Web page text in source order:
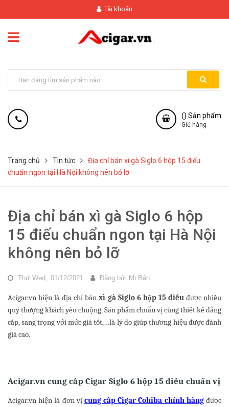
Tài khoản
() Sản phẩm
Giỏ hàng
Trang chủ Tin tức
Địa chỉ bán xì gà Siglo 6 hộp 15 điếu
chuẩn ngon tại Hà Nội không nên bỏ lỡ
Địa chỉ bán xì gà Siglo 6 hộp
15 điếu chuẩn ngon tại Hà Nội
không nên bỏ lỡ
Thứ Wed, 01/12/2021 Đăng bởi Mr.Bản
Acigar.vn hiện là địa chỉ bánxì gà Siglo 6 hộp 15 điếu được nhiều
quý thượng khách yêu chuộng. Sản phẩm chuẩn vị cùng thiết kế đẳng
cấp, sang trọng với mức giá tốt,…là lý do giúp thương hiệu được đánh
giá cao.
Acigar.vn cung cấp Cigar Siglo 6 hộp 15 điếu chuẩn vị
Acigar.vn hiện là đơn vị cung cấp Cigar Cohiba chính hãngđược